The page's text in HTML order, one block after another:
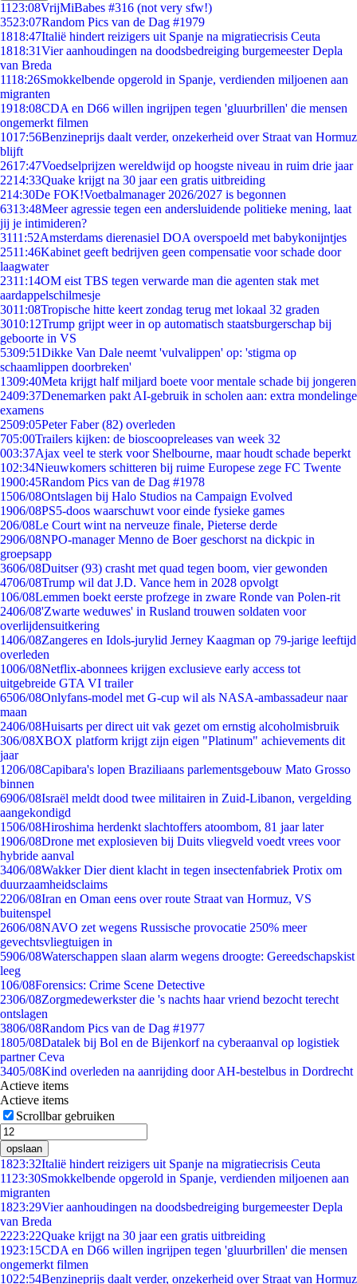
11 23:08VrijMiBabes #316 (not very sfw!)
3523:07Random Pics van de Dag #1979
1818:47Italië hindert reizigers uit Spanje na migratiecrisis Ceuta
1818:31Vier aanhoudingen na doodsbedreiging burgemeester Depla
van Breda
1118:26Smokkelbende opgerold in Spanje, verdienden miljoenen aan
migranten
1918:08CDA en D66 willen ingrijpen tegen 'gluurbrillen' die mensen
ongemerkt filmen
1017:56Benzineprijs daalt verder, onzekerheid over Straat van Hormuz
blijft
2617:47Voedselprijzen wereldwijd op hoogste niveau in ruim drie jaar
2214:33Quake krijgt na 30 jaar een gratis uitbreiding
214:30De FOK!Voetbalmanager 2026/2027 is begonnen
6313:48Meer agressie tegen een andersluidende politieke mening, laat
jij je intimideren?
3111:52Amsterdams dierenasiel DOA overspoeld met babykonijntjes
2511:46Kabinet geeft bedrijven geen compensatie voor schade door
laagwater
2311:14OM eist TBS tegen verwarde man die agenten stak met
aardappelschilmesje
3011:08Tropische hitte keert zondag terug met lokaal 32 graden
3010:12Trump grijpt weer in op automatisch staatsburgerschap bij
geboorte in VS
5309:51Dikke Van Dale neemt 'vulvalippen' op: 'stigma op
schaamlippen doorbreken'
1309:40Meta krijgt half miljard boete voor mentale schade bij jongeren
2409:37Denemarken pakt AI-gebruik in scholen aan: extra mondelinge
examens
2509:05Peter Faber (82) overleden
705:00Trailers kijken: de bioscoopreleases van week 32
003:37Ajax veel te sterk voor Shelbourne, maar houdt schade beperkt
102:34Nieuwkomers schitteren bij ruime Europese zege FC Twente
1900:45Random Pics van de Dag #1978
1506/08Ontslagen bij Halo Studios na Campaign Evolved
1906/08PS5-doos waarschuwt voor einde fysieke games
206/08Le Court wint na nerveuze finale, Pieterse derde
2906/08NPO-manager Menno de Boer geschorst na dickpic in
groepsapp
3606/08Duitser (93) crasht met quad tegen boom, vier gewonden
4706/08Trump wil dat J.D. Vance hem in 2028 opvolgt
106/08Lemmen boekt eerste profzege in zware Ronde van Polen-rit
2406/08'Zwarte weduwes' in Rusland trouwen soldaten voor
overlijdensuitkering
1406/08Zangeres en Idols-jurylid Jerney Kaagman op 79-jarige leeftijd
overleden
1006/08Netflix-abonnees krijgen exclusieve early access tot
uitgebreide GTA VI trailer
6506/08Onlyfans-model met G-cup wil als NASA-ambassadeur naar
maan
2406/08Huisarts per direct uit vak gezet om ernstig alcoholmisbruik
306/08XBOX platform krijgt zijn eigen "Platinum" achievements dit
jaar
1206/08Capibara's lopen Braziliaans parlementsgebouw Mato Grosso
binnen
6906/08Israël meldt dood twee militairen in Zuid-Libanon, vergelding
aangekondigd
1506/08Hiroshima herdenkt slachtoffers atoombom, 81 jaar later
1906/08Drone met explosieven bij Duits vliegveld voedt vrees voor
hybride aanval
3406/08Wakker Dier dient klacht in tegen insectenfabriek Protix om
duurzaamheidsclaims
2206/08Iran en Oman eens over route Straat van Hormuz, VS
buitenspel
2606/08NAVO zet wegens Russische provocatie 250% meer
gevechtsvliegtuigen in
5906/08Waterschappen slaan alarm wegens droogte: Gereedschapskist
leeg
106/08Forensics: Crime Scene Detective
2306/08Zorgmedewerkster die 's nachts haar vriend bezocht terecht
ontslagen
3806/08Random Pics van de Dag #1977
1805/08Datalek bij Bol en de Bijenkorf na cyberaanval op logistiek
partner Ceva
3405/08Kind overleden na aanrijding door AH-bestelbus in Dordrecht
Actieve items
Actieve items
Scrollbar gebruiken
opslaan
1823:32Italië hindert reizigers uit Spanje na migratiecrisis Ceuta
11 23:30Smokkelbende opgerold in Spanje, verdienden miljoenen aan
migranten
1823:29Vier aanhoudingen na doodsbedreiging burgemeester Depla
van Breda
2223:22Quake krijgt na 30 jaar een gratis uitbreiding
1923:15CDA en D66 willen ingrijpen tegen 'gluurbrillen' die mensen
ongemerkt filmen
1022:54Benzineprijs daalt verder, onzekerheid over Straat van Hormuz